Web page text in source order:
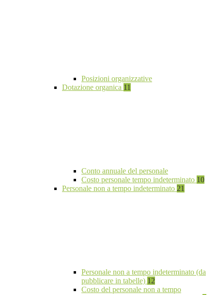
Posizioni organizzative
Dotazione organica 11
Conto annuale del personale
Costo personale tempo indeterminato 10
Personale non a tempo indeterminato 21
Personale non a tempo indeterminato (da
pubblicare in tabelle) 12
Costo del personale non a tempo